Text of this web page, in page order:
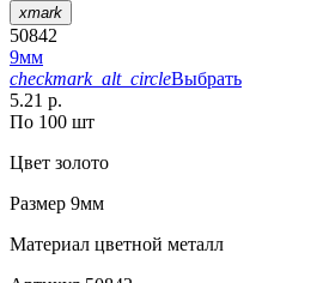
xmark
50842
9мм
checkmark_alt_circleВыбрать
5.21 р.
По 100 шт
Цвет золото
Размер 9мм
Материал цветной металл